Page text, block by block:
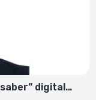
digital…